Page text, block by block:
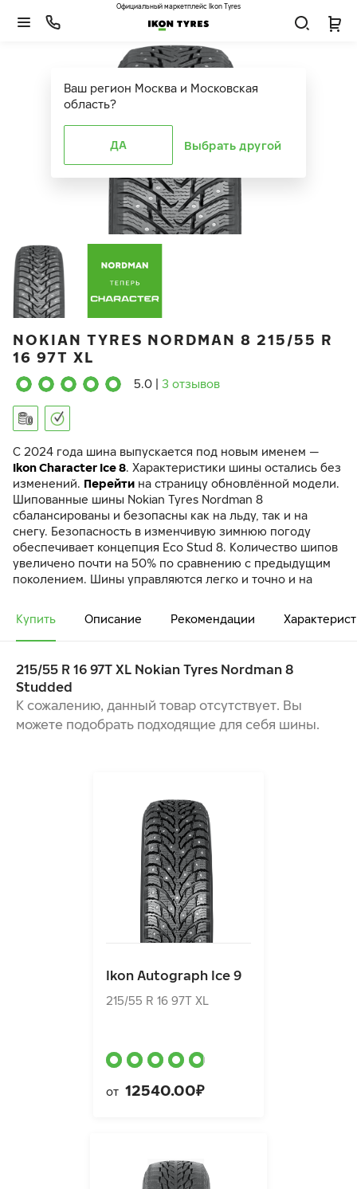
Ваш регион Москва и Московская
область?
ДА Выбрать другой
Официальный маркетплейс Ikon Tyres
NOKIAN TYRES NORDMAN 8 215/55 R
16 97T XL
5.0 3 отзывов
C 2024 года шина выпускается под новым именем —
Ikon Character Ice 8. Характеристики шины остались без
изменений. Перейти на страницу обновлённой модели.
Шипованные шины Nokian Tyres Nordman 8
сбалансированы и безопасны как на льду, так и на
снегу. Безопасность в изменчивую зимнюю погоду
обеспечивает концепция Eco Stud 8. Количество шипов
увеличено почти на 50% по сравнению с предыдущим
поколением. Шины управляются легко и точно и на
ТОЧНОЕ СЦЕПЛЕНИЕ В ЗИМНИХ УСЛОВИЯХ, НА ЛЬДУ
И СНЕГУ
НИЗКИЙ ШУМ КАЧЕНИЯ, БОЛЕЕ КОМФОРТНОЕ
ВОЖДЕНИЕ
Купить Описание Рекомендации
215/55 R 16 97T XL Nokian Tyres Nordman 8
Studded
К сожалению, данный товар отсутствует. Вы
можете подобрать подходящие для себя шины.
Ikon Autograph Ice 9
215/55 R 16 97T XL
от 12540.00₽
Ikon Autograph Ice 9
215/55 R 16 97T XL
от12540.00₽